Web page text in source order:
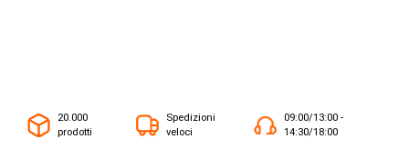
20.000
prodotti
Spedizioni
veloci
09:00/13:00 -
14:30/18:00